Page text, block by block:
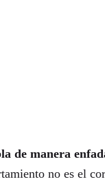
de manera
no es el